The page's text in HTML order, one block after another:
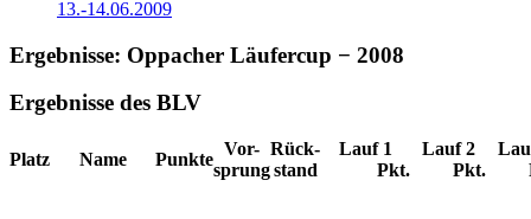
13.-14.06.2009
Ergebnisse: Oppacher Läufercup − 2008
Ergebnisse des BLV
Platz Name Punkte
Vor-
sprung
Rück-
stand
Lauf 1 Lauf 2
Pkt.
Pkt.